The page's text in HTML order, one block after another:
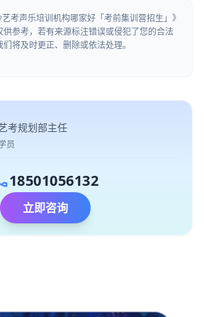
艺考声乐培训机构哪家好「考前集训营招生」》
参考，若有来源标注错误或侵犯了您的合法
将及时更正、删除或依法处理。
考规划部主任
员
18501056132
立即咨询